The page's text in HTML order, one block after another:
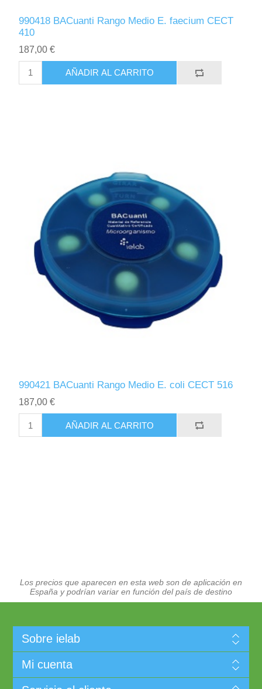
990418 BACuanti Rango Medio E. faecium CECT
410
187,00 €
AÑADIR AL CARRITO
990421 BACuanti Rango Medio E. coli CECT 516
187,00 €
AÑADIR AL CARRITO
Los precios que aparecen en esta web son de aplicación en
España y podrían variar en función del país de destino
Sobre ielab
Mi cuenta